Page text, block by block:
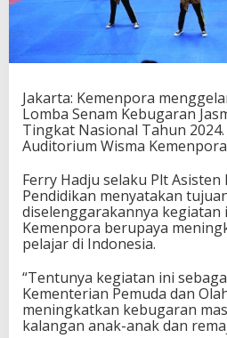
S
e
n
e
b
u
g
r
a
n
j
m
a
n
i
Jakarta: Kemenpora
Lomba Senam Kebugaran
Tingkat Nasional Tahun
Auditorium Wisma
Ferry Hadju selaku Plt
Pendidikan menyatakan
diselenggarakannya kegiatan
Kemenpora berupaya
pelajar di Indonesia.
“Tentunya kegiatan ini
Kementerian Pemuda dan
meningkatkan kebugaran
kalangan anak-anak dan